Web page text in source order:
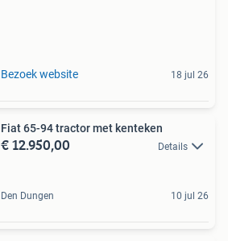
Bezoek website 18 jul 26
Fiat 65-94 tractor met kenteken
€ 12.950,00 Details
Den Dungen 10 jul 26